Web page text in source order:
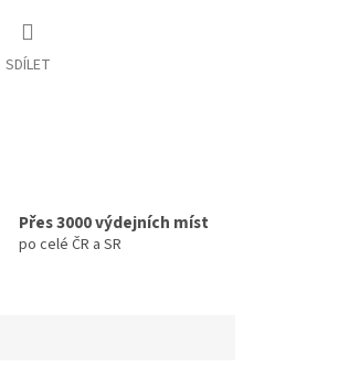
SDÍLET
Přes 3000 výdejních míst
po celé ČR a SR